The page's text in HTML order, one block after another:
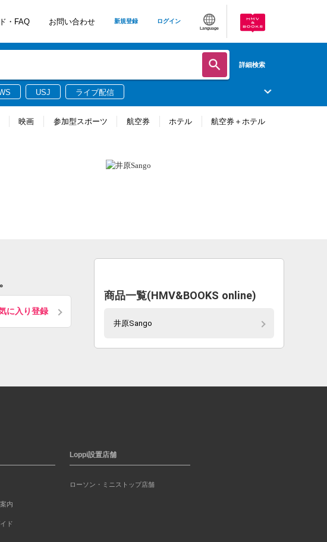
・FAQ お問い合わせ 新規登録 ログイン
Language
詳細検索
USJ ライブ配信
映画 参加型スポーツ 航空券 ホテル 航空券＋ホテル
に入り登録
商品一覧(HMV&BOOKS online)
井原Sango
内
ド
Loppi設置店舗
ローソン・ミニストップ店舗